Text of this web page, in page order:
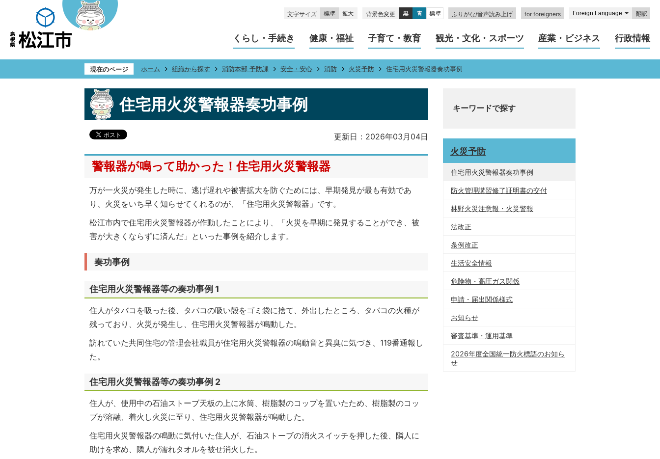
文字サイズ 背景色変更 ふりがな/音声読み上げ for foreigners 翻訳
くらし・手続き 健康・福祉 子育て・教育 観光・文化・スポーツ 産業・ビジネス 行政情報
現在のページ ホーム 組織から探す 消防本部 予防課 安全・安心 消防 火災予防 住宅用火災警報器奏功事例
住宅用火災警報器奏功事例
更新日：2026年03月04日
警報器が鳴って助かった！住宅用火災警報器
万が一火災が発生した時に、逃げ遅れや被害拡大を防ぐためには、早期発見が最も有効であ
り、火災をいち早く知らせてくれるのが、「住宅用火災警報器」です。
松江市内で住宅用火災警報器が作動したことにより、「火災を早期に発見することができ、被
害が大きくならずに済んだ」といった事例を紹介します。
奏功事例
住宅用火災警報器等の奏功事例 1
住人がタバコを吸った後、タバコの吸い殻をゴミ袋に捨て、外出したところ、タバコの火種が
残っており、火災が発生し、住宅用火災警報器が鳴動した。
訪れていた共同住宅の管理会社職員が住宅用火災警報器の鳴動音と異臭に気づき、119番通報し
た。
住宅用火災警報器等の奏功事例 2
住人が、使用中の石油ストーブ天板の上に水筒、樹脂製のコップを置いたため、樹脂製のコッ
プが溶融、着火し火災に至り、住宅用火災警報器が鳴動した。
住宅用火災警報器の鳴動に気付いた住人が、石油ストーブの消火スイッチを押した後、隣人に
助けを求め、隣人が濡れタオルを被せ消火した。
キーワードで探す
火災予防
住宅用火災警報器奏功事例
防火管理講習修了証明書の交付
林野火災注意報・火災警報
法改正
条例改正
生活安全情報
危険物・高圧ガス関係
申請・届出関係様式
お知らせ
審査基準・運用基準
2026年度全国統一防火標語のお知ら
せ